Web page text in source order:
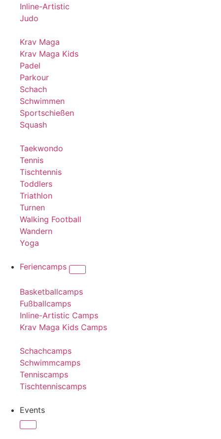
Inline-Artistic
Judo
Krav Maga
Krav Maga Kids
Padel
Parkour
Schach
Schwimmen
Sportschießen
Squash
Taekwondo
Tennis
Tischtennis
Toddlers
Triathlon
Turnen
Walking Football
Wandern
Yoga
Feriencamps
Basketballcamps
Fußballcamps
Inline-Artistic Camps
Krav Maga Kids Camps
Schachcamps
Schwimmcamps
Tenniscamps
Tischtenniscamps
Events